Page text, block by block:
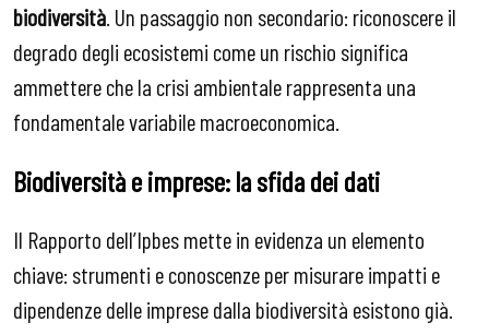
biodiversità. Un passaggio non secondario: riconoscere il
degrado degli ecosistemi come un rischio significa
ammettere che la crisi ambientale rappresenta una
fondamentale variabile macroeconomica.
Biodiversità e imprese: la sfida dei dati
Il Rapporto dell’Ipbes mette in evidenza un elemento
chiave: strumenti e conoscenze per misurare impatti e
dipendenze delle imprese dalla biodiversità esistono già.